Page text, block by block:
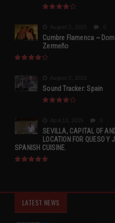
August 2, 2015
Cumbre Flamenca ~
Zermeño
August 2, 2015
Sound Tracker: Spain
April 13, 2015
SEVILLA, CAPITAL OF
LOCATION FOR QUESO Y
SPANISH CUISINE.
LATEST NEWS